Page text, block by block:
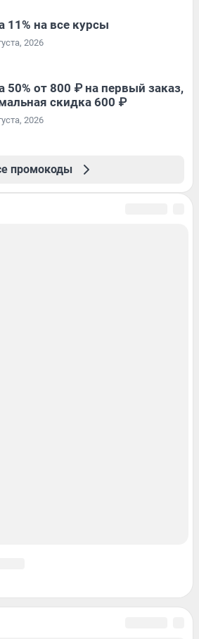
11% на все курсы
2026
50% от 800 ₽ на первый заказ,
скидка 600 ₽
2026
промокоды